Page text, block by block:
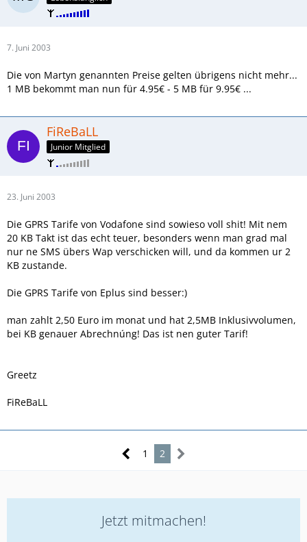
7. Juni 2003
Die von Martyn genannten Preise gelten übrigens nicht mehr...
1 MB bekommt man nun für 4.95€ - 5 MB für 9.95€ ...
FiReBaLL
Junior Mitglied
23. Juni 2003
Die GPRS Tarife von Vodafone sind sowieso voll shit! Mit nem
20 KB Takt ist das echt teuer, besonders wenn man grad mal
nur ne SMS übers Wap verschicken will, und da kommen ur 2
KB zustande.
Die GPRS Tarife von Eplus sind besser:)
man zahlt 2,50 Euro im monat und hat 2,5MB Inklusivvolumen,
bei KB genauer Abrechnúng! Das ist nen guter Tarif!
Greetz
FiReBaLL
1 2
Jetzt mitmachen!